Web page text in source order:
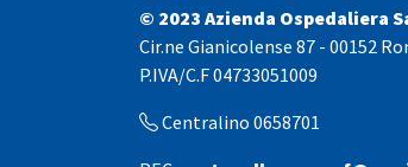
© 2023 Azienda Ospedaliera
Cir.ne Gianicolense 87 - 00152
P.IVA/C.F 04733051009
Centralino 0658701